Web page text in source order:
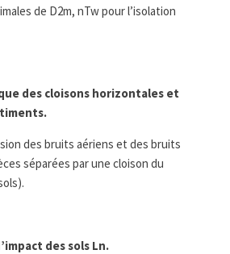
de D2m, nTw pour l’isolation
des cloisons horizontales et
des bruits aériens et des bruits
séparées par une cloison du
des sols Ln.